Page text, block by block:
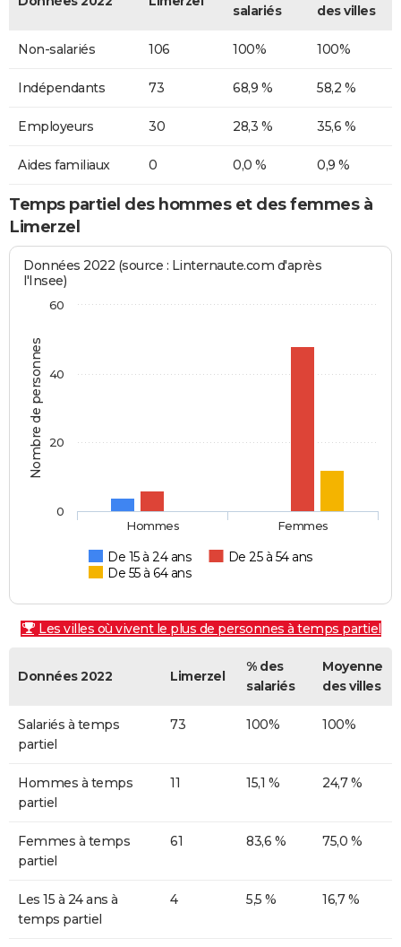
salariés des villes
Non-salariés 106 100% 100%
Indépendants 73 68,9 % 58,2 %
Employeurs 30 28,3 % 35,6 %
Aides familiaux 0 0,0 % 0,9 %
Temps partiel des hommes et des femmes à
Limerzel
Nombre de personnes
Données 2022 (source : Linternaute.com d'après
l'Insee)
De 15 à 24 ans
De 25 à 54 ans
De 55 à 64 ans
Hommes Femmes
0
20
40
60
Les villes où vivent le plus de personnes à temps partiel
Données 2022 Limerzel
% des
salariés
Moyenne
des villes
Salariés à temps
partiel
73 100% 100%
Hommes à temps
partiel
11 15,1 % 24,7 %
Femmes à temps
partiel
61 83,6 % 75,0 %
Les 15 à 24 ans à
temps partiel
4 5,5 % 16,7 %